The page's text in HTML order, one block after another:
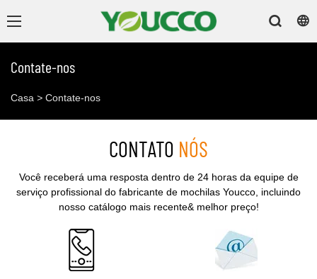
Contate-nos
Casa > Contate-nos
CONTATO NÓS
Você receberá uma resposta dentro de 24 horas da equipe de
serviço profissional do fabricante de mochilas Youcco, incluindo
nosso catálogo mais recente& melhor preço!